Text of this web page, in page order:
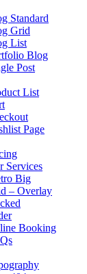
Standard
Grid
List
Blog
Post
List
Page
Services
Big
– Overlay
Booking